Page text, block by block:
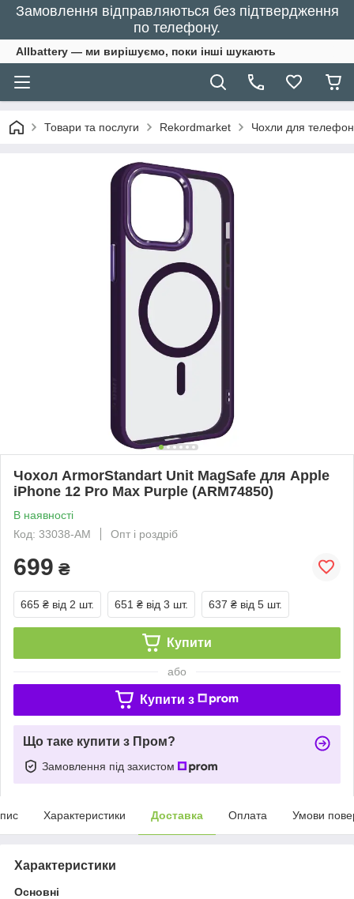
Замовлення відправляються без підтвердження
по телефону.
Allbattery — ми вирішуємо, поки інші шукають
Товари та послуги Rekordmarket Чохли для
Чохол ArmorStandart Unit MagSafe для Apple
iPhone 12 Pro Max Purple (ARM74850)
В наявності
Код: 33038-AM
Опт і роздріб
699 ₴
665 ₴ від 2 шт. 651 ₴ від 3 шт. 637 ₴ від 5 шт.
Купити
або
Купити з
Що таке купити з Пром?
Замовлення під захистом
Характеристики Доставка Оплата Умови
Характеристики
Основні